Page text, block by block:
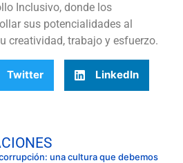
Inclusivo, donde los
sus potencialidades al
creatividad, trabajo y esfuerzo.
Twitter LinkedIn
una cultura que debemos